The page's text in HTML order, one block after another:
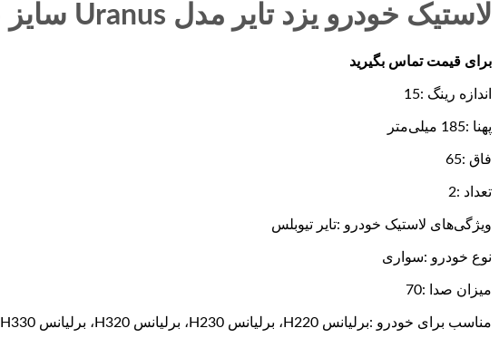
لاستیک خودرو یزد تایر مدل Uranus سایز 185/65R15 – دو حلقه
برای قیمت تماس بگیرید
اندازه رینگ :15
پهنا :185 میلی‌متر
فاق :65
تعداد :2
ویژگی‌های لاستیک خودرو :تایر تیوبلس
نوع خودرو :سواری
میزان صدا :70
مناسب برای خودرو :برلیانس H220، برلیانس H230، برلیانس H320، برلیانس H330، جک S5، دنا، رنو L90، رنو ساندرو، سیتروئن زانتیا